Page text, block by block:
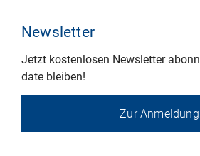
Newsletter
Jetzt kostenlosen Newsletter
date bleiben!
Zur Anmeldung